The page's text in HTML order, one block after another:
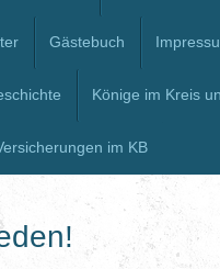
Gästebuch
Könige im Kreis
im KB